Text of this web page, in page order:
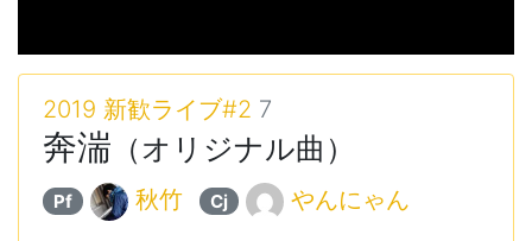
2019 新歓ライブ#2 7
奔湍 （オリジナル曲）
Pf 秋竹 Cj やんにゃん